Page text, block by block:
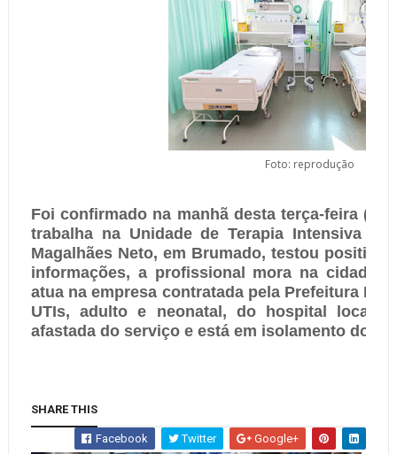
Foto: reprodução
Foi confirmado na manhã desta terça-feira
trabalha na Unidade de Terapia Intensiva
Magalhães Neto, em Brumado, testou positivo
informações, a profissional mora na cidade
atua na empresa contratada pela Prefeitura
UTIs, adulto e neonatal, do hospital local.
afastada do serviço e está em isolamento
SHARE THIS
Facebook Twitter Google+